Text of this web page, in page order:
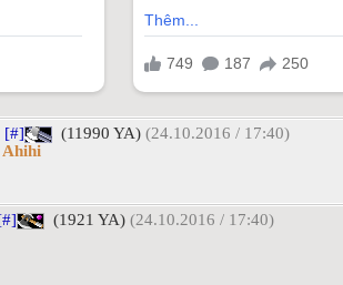
[#] (11990 YA) (24.10.2016 / 17:40)
Ahihi
(1921 YA) (24.10.2016 / 17:40)